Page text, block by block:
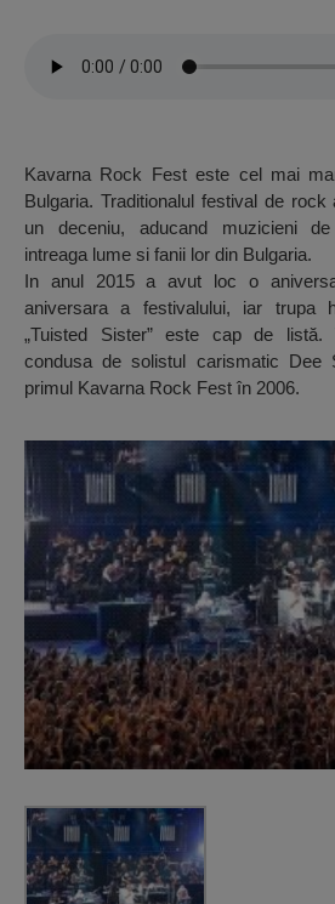
Kavarna Rock Fest este cel mai
Bulgaria. Traditionalul festival de
un deceniu, aducand muzicieni
intreaga lume si fanii lor din Bulgaria.
In anul 2015 a avut loc o
aniversara a festivalului, iar trupa
„Tuisted Sister” este cap de
condusa de solistul carismatic Dee
primul Kavarna Rock Fest în 2006.